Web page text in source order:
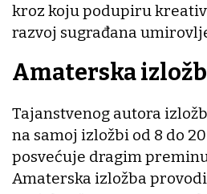
kroz koju podupiru
razvoj sugrađana
Amaterska
Tajanstvenog autora
na samoj izložbi od 8 do
posvećuje dragim
Amaterska izložba